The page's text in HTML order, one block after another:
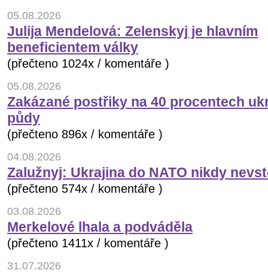
05.08.2026
Julija Mendelová: Zelenskyj je hlavním
beneficientem války
(přečteno 1024x / komentáře )
05.08.2026
Zakázané postřiky na 40 procentech
půdy
(přečteno 896x / komentáře )
04.08.2026
Zalužnyj: Ukrajina do NATO nikdy
(přečteno 574x / komentáře )
03.08.2026
Merkelové lhala a podváděla
(přečteno 1411x / komentáře )
31.07.2026